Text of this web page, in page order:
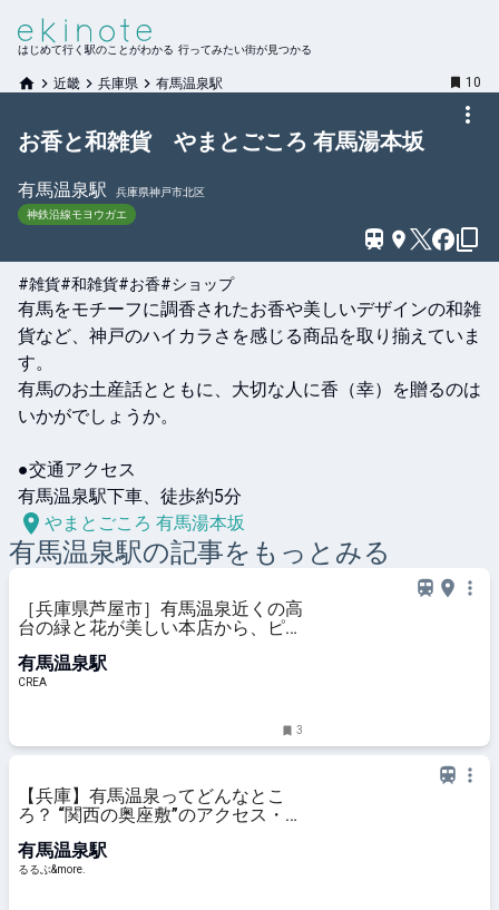
はじめて行く駅のことがわかる 行ってみたい街が見つかる
近畿 兵庫県 有馬温泉駅 10
お香と和雑貨 やまとごころ 有馬湯本坂
有馬温泉駅
兵庫県神戸市北区
神鉄沿線モヨウガエ
#雑貨#和雑貨#お香#ショップ
有馬をモチーフに調香されたお香や美しいデザインの和雑
貨など、神戸のハイカラさを感じる商品を取り揃えていま
す。
有馬のお土産話とともに、大切な人に香（幸）を贈るのは
いかがでしょうか。
●交通アクセス
有馬温泉駅下車、徒歩約5分
やまとごころ 有馬湯本坂
有馬温泉駅の記事をもっとみる
［兵庫県芦屋市］有馬温泉近くの高
台の緑と花が美しい本店から、ピュ
モンターニュ 芦屋スタンド」 | そお
だよおこの関西おいしい、おやつ紀
有馬温泉駅
CREA
3
【兵庫】有馬温泉ってどんなとこ
ろ？ “関西の奥座敷”のアクセス・泉
るるぶ&more.
有馬温泉駅
るるぶ&more.